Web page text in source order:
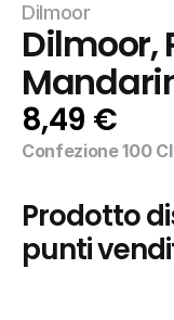
Dilmoor
Dilmoor,
8,49 €
Confezione 100 Cl
Prodotto
punti